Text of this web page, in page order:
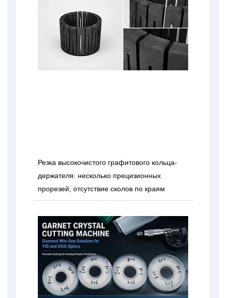
Резка высокочистого графитового кольца-
держателя: несколько прецизионных
прорезей, отсутствие сколов по краям